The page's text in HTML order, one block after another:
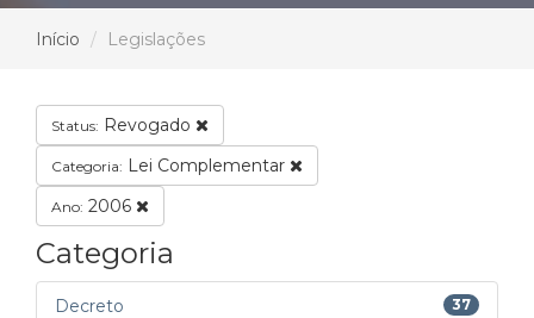
Início Legislações
Status: Revogado
Categoria: Lei Complementar
Ano: 2006
Categoria
Decreto 37